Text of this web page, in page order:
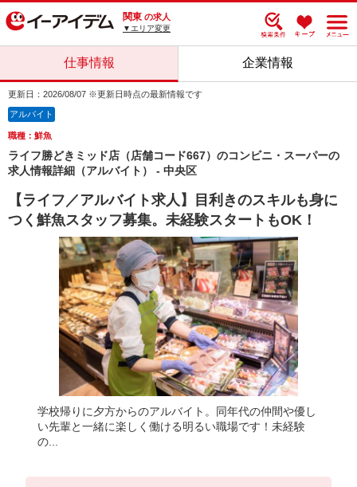
関東 の求人
▼エリア変更
仕事情報 企業情報
更新日：2026/08/07 ※更新日時点の最新情報です
アルバイト
職種：鮮魚
ライフ勝どきミッド店（店舗コード667）のコンビニ・スーパーの
求人情報詳細（アルバイト） - 中央区
【ライフ／アルバイト求人】目利きのスキルも身に
つく鮮魚スタッフ募集。未経験スタートもOK！
学校帰りに夕方からのアルバイト。同年代の仲間や優し
い先輩と一緒に楽しく働ける明るい職場です！未経験
の...